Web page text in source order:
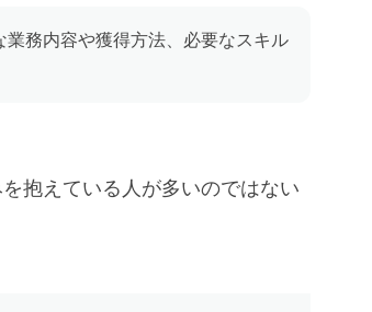
務内容や獲得方法、必要なスキル
抱えている人が多いのではない